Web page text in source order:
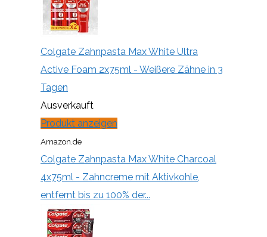
Colgate Zahnpasta Max White Ultra
Active Foam 2x75ml - Weißere Zähne in 3
Tagen
Ausverkauft
Produkt anzeigen
Amazon.de
Colgate Zahnpasta Max White Charcoal
4x75ml - Zahncreme mit Aktivkohle,
entfernt bis zu 100% der...